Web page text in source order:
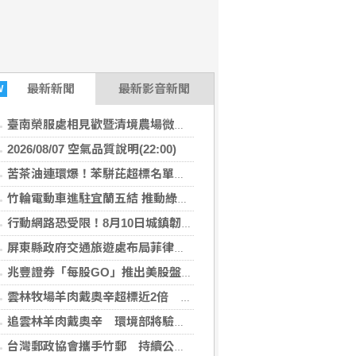
最新新聞 最新影音新聞
臺南榮服處相見歡暨清境農場微旅行 幸福小榮眷圓滿築夢
2026/08/07 空氣品質說明(22:00)
苦茶油連環爆！苯駢芘超標名單再增2款 官方急令全面下架
竹輪電動車進駐宜蘭五結 推動綠能永續及高齡關懷
行動網路恐受限！8月10日城鎮韌性演習 北港警籲民眾快準備
屏東縣政府交通旅遊處布局菲律賓觀光市場 拜會航空公司與旅遊巨頭共拓國際客源
兆豐證券「每股GO」推出美股盤前交易 下午4點搶先布局
雲林牧場羊肉戴奧辛超標近2倍 問題羊全數撲殺、環境部追查牧草來源
追雲林羊肉戴奧辛 環境部將驗牧草生長處環境介質
台灣郵政協會攜手竹郵 持續公益關懷暨改善獨居長者居住環境傳遞溫暖愛心